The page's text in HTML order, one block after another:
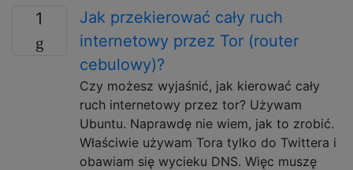
1
Jak przekierować cały ruch
internetowy przez Tor (router
cebulowy)?
Czy możesz wyjaśnić, jak kierować cały
ruch internetowy przez tor? Używam
Ubuntu. Naprawdę nie wiem, jak to zrobić.
Właściwie używam Tora tylko do Twittera i
obawiam się wycieku DNS. Więc muszę